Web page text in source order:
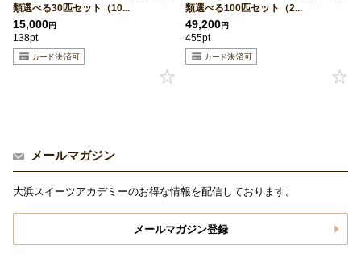
類選べる30匹セット（10...
15,000円
138pt
類選べる100匹セット（2...
49,200円
455pt
メールマガジン
大浜スイーツアカデミーのお得な情報を配信しております。
メールマガジン登録